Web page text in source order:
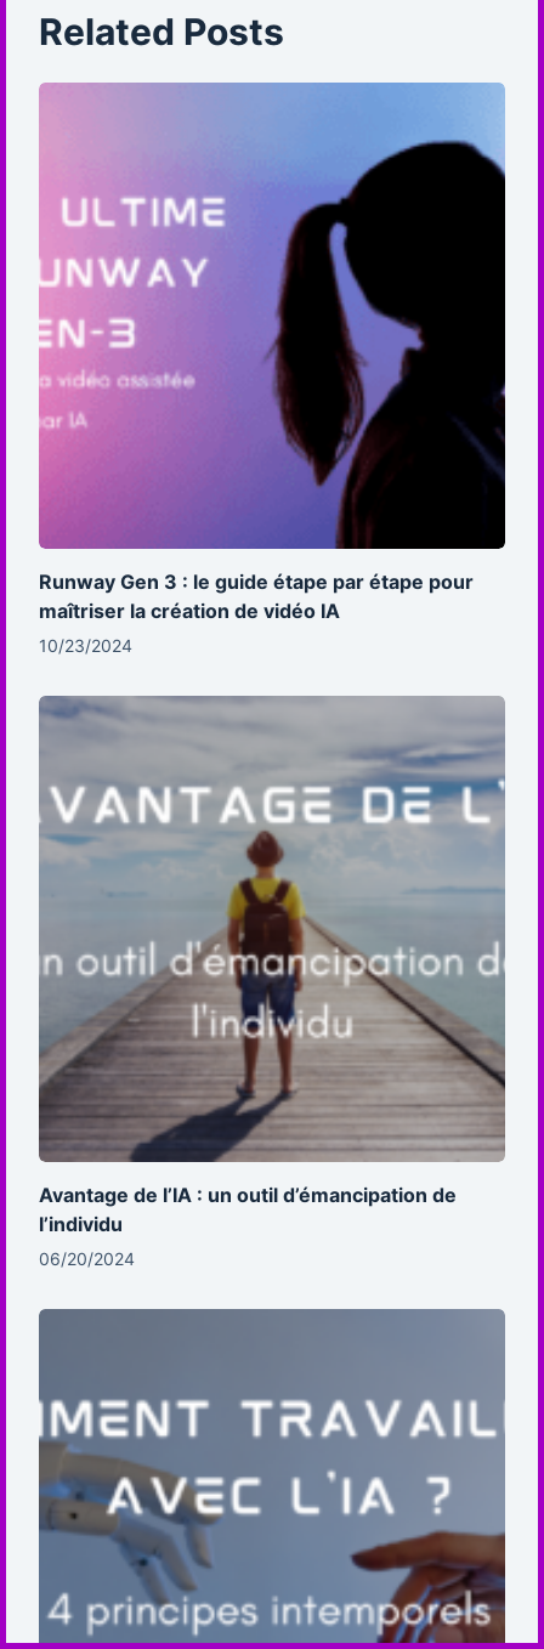
Related Posts
Runway Gen 3 : le guide étape par étape pour
maîtriser la création de vidéo IA
10/23/2024
Avantage de l’IA : un outil d’émancipation de
l’individu
06/20/2024